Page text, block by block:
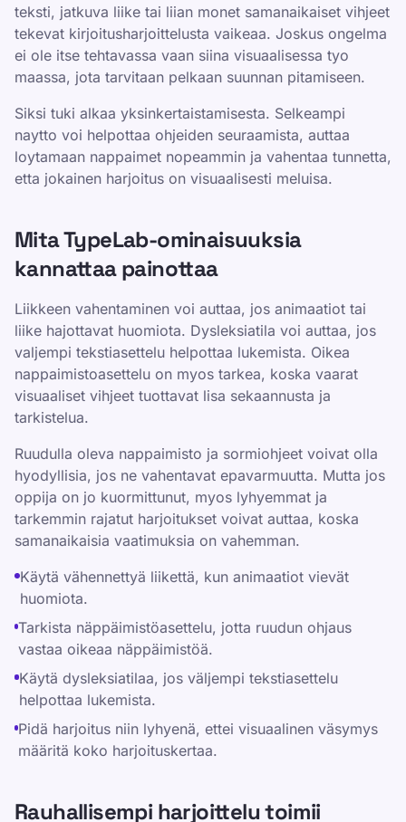
teksti, jatkuva liike tai liian monet samanaikaiset vihjeet
tekevat kirjoitusharjoittelusta vaikeaa. Joskus ongelma
ei ole itse tehtavassa vaan siina visuaalisessa tyo
maassa, jota tarvitaan pelkaan suunnan pitamiseen.
Siksi tuki alkaa yksinkertaistamisesta. Selkeampi
naytto voi helpottaa ohjeiden seuraamista, auttaa
loytamaan nappaimet nopeammin ja vahentaa tunnetta,
etta jokainen harjoitus on visuaalisesti meluisa.
Mita TypeLab-ominaisuuksia
kannattaa painottaa
Liikkeen vahentaminen voi auttaa, jos animaatiot tai
liike hajottavat huomiota. Dysleksiatila voi auttaa, jos
valjempi tekstiasettelu helpottaa lukemista. Oikea
nappaimistoasettelu on myos tarkea, koska vaarat
visuaaliset vihjeet tuottavat lisa sekaannusta ja
tarkistelua.
Ruudulla oleva nappaimisto ja sormiohjeet voivat olla
hyodyllisia, jos ne vahentavat epavarmuutta. Mutta jos
oppija on jo kuormittunut, myos lyhyemmat ja
tarkemmin rajatut harjoitukset voivat auttaa, koska
samanaikaisia vaatimuksia on vahemman.
Käytä vähennettyä liikettä, kun animaatiot vievät
huomiota.
Tarkista näppäimistöasettelu, jotta ruudun ohjaus
vastaa oikeaa näppäimistöä.
Käytä dysleksiatilaa, jos väljempi tekstiasettelu
helpottaa lukemista.
Pidä harjoitus niin lyhyenä, ettei visuaalinen väsymys
määritä koko harjoituskertaa.
Rauhallisempi harjoittelu toimii